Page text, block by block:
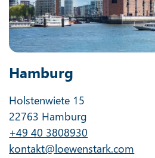
Hamburg
Holstenwiete 15
22763 Hamburg
+49 40 3808930
kontakt@loewenstark.com